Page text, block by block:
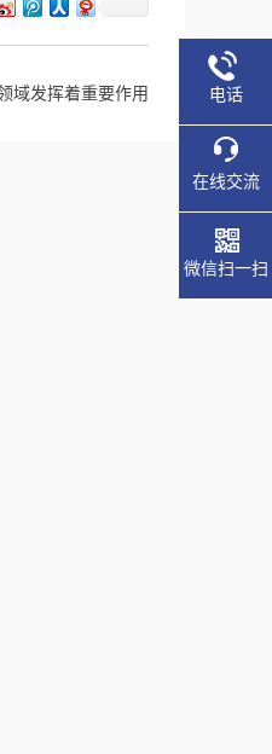
域发挥着重要作用 电话
在线交流
微信扫一扫